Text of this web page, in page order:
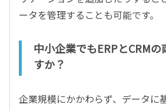
ータを管理することも可能です。
中小企業でもERPとCRM
すか？
企業規模にかかわらず、データに